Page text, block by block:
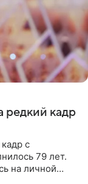
редкий кадр
с
79 лет.
на личной